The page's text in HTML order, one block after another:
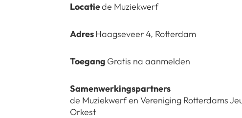
Locatiede Muziekwerf
AdresHaagseveer 4, Rotterdam
Toegang Gratis na aanmelden
Samenwerkingspartners
de Muziekwerf en Vereniging Rotterdams
Orkest